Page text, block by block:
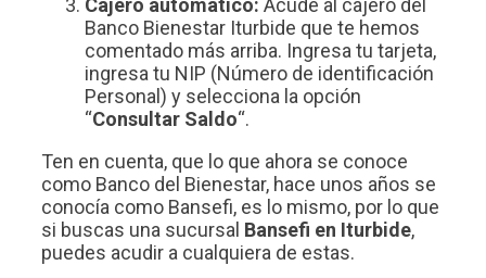
Cajero automático: Acude al cajero del
Banco Bienestar Iturbide que te hemos
comentado más arriba. Ingresa tu tarjeta,
ingresa tu NIP (Número de identificación
Personal) y selecciona la opción
“Consultar Saldo“.
Ten en cuenta, que lo que ahora se conoce
como Banco del Bienestar, hace unos años se
conocía como Bansefi, es lo mismo, por lo que
si buscas una sucursal Bansefi en Iturbide,
puedes acudir a cualquiera de estas.